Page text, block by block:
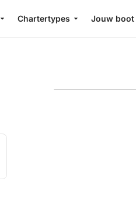
Chartertypes Jouw